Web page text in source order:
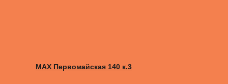
MAX Первомайская 140 к.3